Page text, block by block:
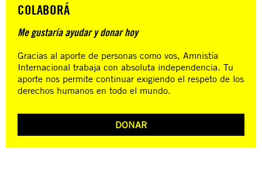
COLABORÁ
Me gustaría ayudar y donar hoy
Gracias al aporte de personas como vos, Amnistía
Internacional trabaja con absoluta independencia. Tu
aporte nos permite continuar exigiendo el respeto de los
derechos humanos en todo el mundo.
DONAR